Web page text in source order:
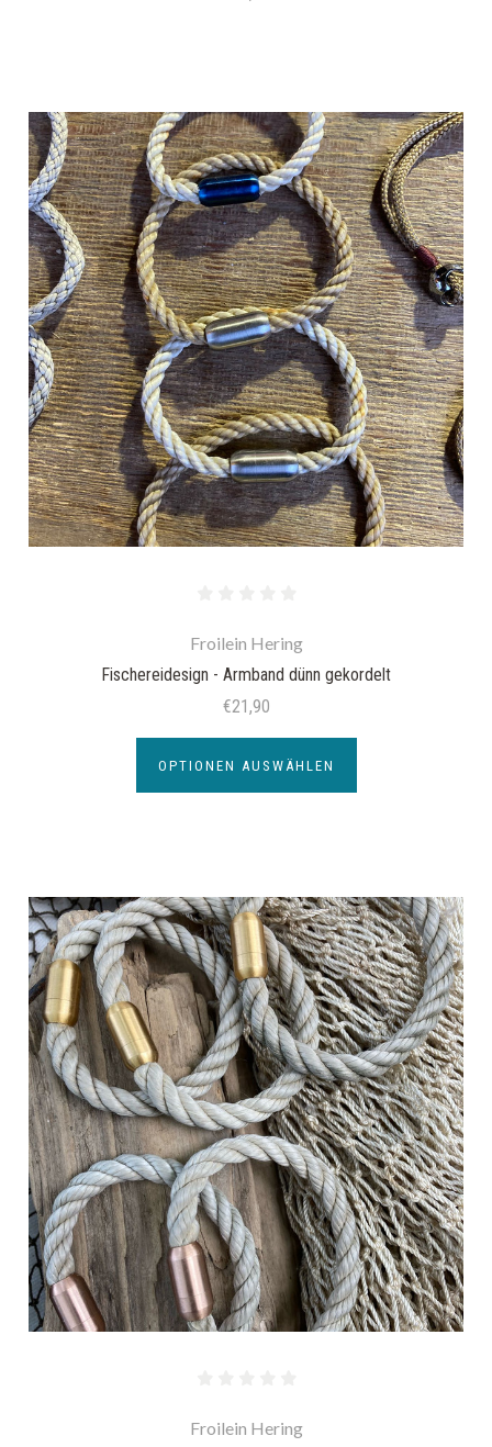
Froilein Hering
Fischereidesign - Armband dünn gekordelt
€21,90
OPTIONEN AUSWÄHLEN
Froilein Hering